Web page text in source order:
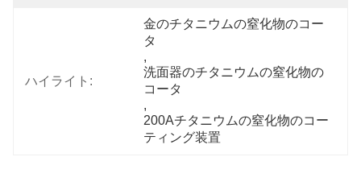
ハイライト:
金のチタニウムの窒化物のコー
タ
,
洗面器のチタニウムの窒化物の
コータ
,
200Aチタニウムの窒化物のコー
ティング装置